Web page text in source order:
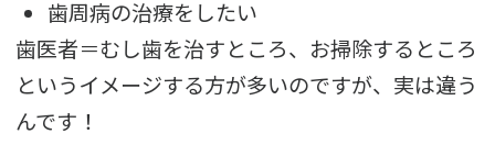
歯周病の治療をしたい
歯医者＝むし歯を治すところ、お掃除するところ
というイメージする方が多いのですが、実は違う
んです！